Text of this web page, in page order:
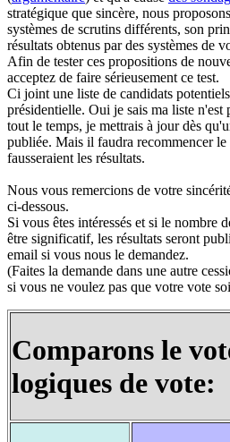
stratégique que sincère, nous
systèmes de scrutins différents, son
résultats obtenus par des systèmes de
Afin de tester ces propositions de
acceptez de faire sérieusement ce test.
Ci joint une liste de candidats
présidentielle. Oui je sais ma liste n'est
tout le temps, je mettrais à jour dès
publiée. Mais il faudra recommencer le
fausseraient les résultats.
Nous vous remercions de votre
ci-dessous.
Si vous êtes intéressés et si le nombre
être significatif, les résultats seront
email si vous nous le demandez.
(Faites la demande dans une autre
si vous ne voulez pas que votre vote
Comparons le
logiques de vote: